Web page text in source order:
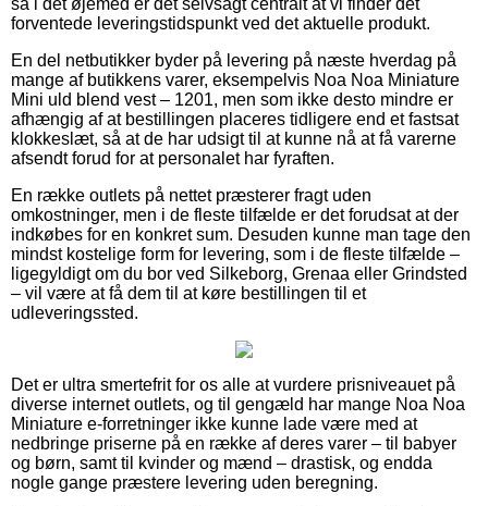
forventede leveringstidspunkt ved det aktuelle produkt.
En del netbutikker byder på levering på næste hverdag på
mange af butikkens varer, eksempelvis Noa Noa Miniature
Mini uld blend vest – 1201, men som ikke desto mindre er
afhængig af at bestillingen placeres tidligere end et fastsat
klokkeslæt, så at de har udsigt til at kunne nå at få varerne
afsendt forud for at personalet har fyraften.
En række outlets på nettet præsterer fragt uden
omkostninger, men i de fleste tilfælde er det forudsat at der
indkøbes for en konkret sum. Desuden kunne man tage den
mindst kostelige form for levering, som i de fleste tilfælde –
ligegyldigt om du bor ved Silkeborg, Grenaa eller Grindsted
– vil være at få dem til at køre bestillingen til et
udleveringssted.
Det er ultra smertefrit for os alle at vurdere prisniveauet på
diverse internet outlets, og til gengæld har mange Noa Noa
Miniature e-forretninger ikke kunne lade være med at
nedbringe priserne på en række af deres varer – til babyer
og børn, samt til kvinder og mænd – drastisk, og endda
nogle gange præstere levering uden beregning.